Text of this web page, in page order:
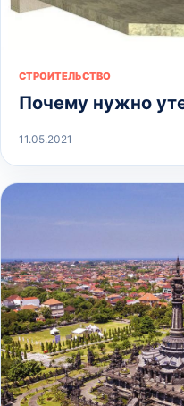
СТРОИТЕЛЬСТВО
Почему нужно
11.05.2021